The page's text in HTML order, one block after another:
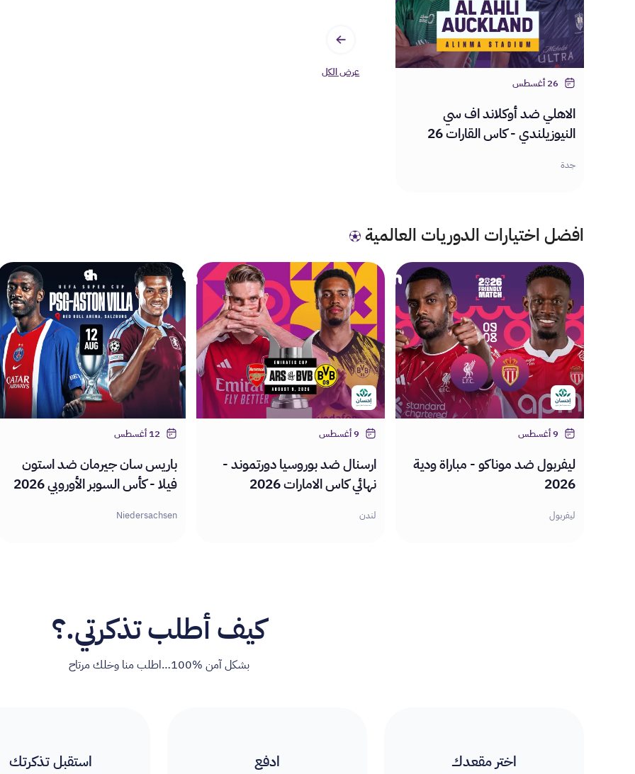
26 أغسطس
الاهلي ضد أوكلاند اف سي
النيوزيلندي - كاس القارات 26
جدة
عرض الكل
افضل اختيارات الدوريات العالمية
9 أغسطس
ليفربول ضد موناكو - مباراة ودية
2026
ليفربول
9 أغسطس
ارسنال ضد بوروسيا دورتموند -
نهائي كاس الامارات 2026
لندن
12 أغسطس
باريس سان جيرمان ضد استون
فيلا - كأس السوبر الأوروبي 2026
Niedersachsen
كيف أطلب تذكرتي.؟
بشكل آمن %100…اطلب منا وخلك مرتاح
اختر مقعدك ادفع استقبل تذكرتك